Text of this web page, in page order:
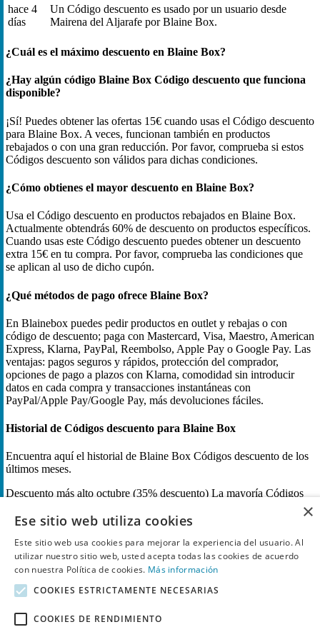
hace 4
días
Un Código descuento es usado por un usuario desde
Mairena del Aljarafe por Blaine Box.
¿Cuál es el máximo descuento en Blaine Box?
¿Hay algún código Blaine Box Código descuento que funciona
disponible?
¡Sí! Puedes obtener las ofertas 15€ cuando usas el Código descuento
para Blaine Box. A veces, funcionan también en productos
rebajados o con una gran reducción. Por favor, comprueba si estos
Códigos descuento son válidos para dichas condiciones.
¿Cómo obtienes el mayor descuento en Blaine Box?
Usa el Código descuento en productos rebajados en Blaine Box.
Actualmente obtendrás 60% de descuento on productos específicos.
Cuando usas este Código descuento puedes obtener un descuento
extra 15€ en tu compra. Por favor, comprueba las condiciones que
se aplican al uso de dicho cupón.
¿Qué métodos de pago ofrece Blaine Box?
En Blainebox puedes pedir productos en outlet y rebajas o con
código de descuento; paga con Mastercard, Visa, Maestro, American
Express, Klarna, PayPal, Reembolso, Apple Pay o Google Pay. Las
ventajas: pagos seguros y rápidos, protección del comprador,
opciones de pago a plazos con Klarna, comodidad sin introducir
datos en cada compra y transacciones instantáneas con
PayPal/Apple Pay/Google Pay, más devoluciones fáciles.
Historial de Códigos descuento para Blaine Box
Encuentra aquí el historial de Blaine Box Códigos descuento de los
últimos meses.
Descuento más alto octubre (35% descuento) La mayoría Códigos
Blaine Box Códigos descuento y ofertas más populares
¿Cómo funciona un Código descuento en Blaine Box ?
¿Cuál es el máximo descuento en Blaine Box?
Encuentra todos los 16 Códigos descuento y ofertas de Blaine Box.
×
Ese sitio web utiliza cookies
Este sitio web usa cookies para mejorar la experiencia del usuario. Al
utilizar nuestro sitio web, usted acepta todas las cookies de acuerdo
con nuestra Política de cookies. Más información
COOKIES ESTRICTAMENTE NECESARIAS
COOKIES DE RENDIMIENTO